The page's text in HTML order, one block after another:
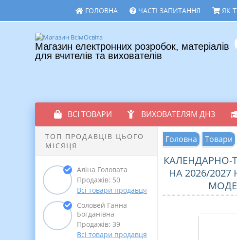
ГОЛОВНА ЧАСТІ ЗАПИТАННЯ ЯК
Магазин електронних розробок, матеріалів
для вчителів та вихователів
ВСІ ТОВАРИ ВИХОВАТЕЛЯМ ДНЗ
ТОП ПРОДАВЦІВ ЦЬОГО
МІСЯЦЯ
Аліна Головата
Продажів: 50
Всі товари продавця
Соловей Ганна
Богданівна
Продажів: 39
Всі товари продавця
Головна Товари
КАЛЕНДАРНО-
НА 2026/